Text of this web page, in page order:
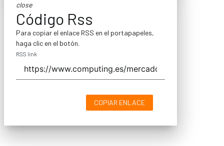
close
Código Rss
Para copiar el enlace RSS en el portapapeles,
haga clic en el botón.
RSS link
COPIAR ENLACE